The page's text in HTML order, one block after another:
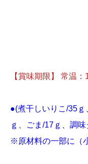
【賞味期限】 常温：
●(煮干しいりこ/35
ｇ、ごま/17ｇ、調
※原材料の一部に（